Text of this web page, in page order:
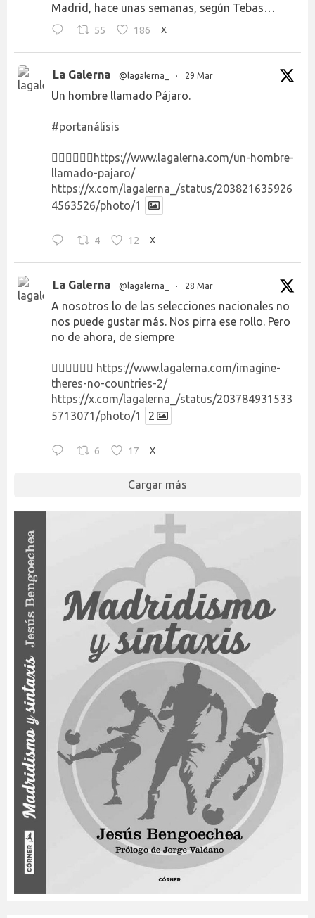
Madrid, hace unas semanas, según Tebas…
55 186 X
La Galerna @lagalerna_ · 29 Mar
Un hombre llamado Pájaro.
#portanálisis
👉🏻👉🏻👉🏻 https://www.lagalerna.com/un-hombre-
llamado-pajaro/
https://x.com/lagalerna_/status/203821635926
4563526/photo/1
4 12 X
La Galerna @lagalerna_ · 28 Mar
A nosotros lo de las selecciones nacionales no
nos puede gustar más. Nos pirra ese rollo. Pero
no de ahora, de siempre
👉🏻👉🏻👉🏻 https://www.lagalerna.com/imagine-
theres-no-countries-2/
https://x.com/lagalerna_/status/203784931533
5713071/photo/1
2
6 17 X
Cargar más